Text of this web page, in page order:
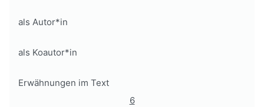
als Autor*in
als Koautor*in
Erwähnungen im Text
6